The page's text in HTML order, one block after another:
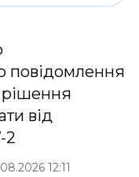
повідомлення
від
2
12:11